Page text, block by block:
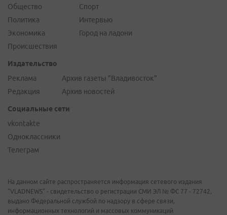
Общество
Политика
Экономика
Происшествия
Спорт
Интервью
Город на ладони
Издательство
Реклама
Редакция
Архив газеты "Владивосток"
Архив новостей
Социальные сети
vkontakte
Одноклассники
Телеграм
На данном сайте распространяется информация сетевого издания
"VLADNEWS" - свидетельство о регистрации СМИ ЭЛ № ФС 77 - 72742,
выдано Федеральной службой по надзору в сфере связи,
информационных технологий и массовых коммуникаций